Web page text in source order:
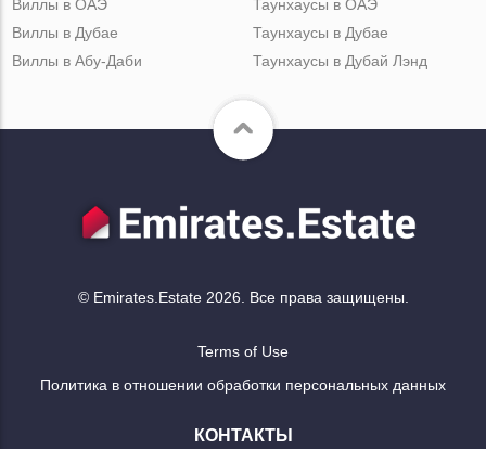
Виллы в ОАЭ
Виллы в Дубае
Виллы в Абу-Даби
Таунхаусы в ОАЭ
Таунхаусы в Дубае
Таунхаусы в Дубай Лэнд
© Emirates.Estate 2026. Все права защищены.
Terms of Use
Политика в отношении обработки персональных данных
КОНТАКТЫ